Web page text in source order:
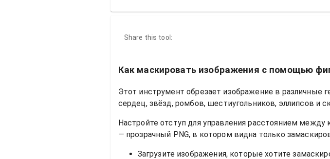
Share this tool:
Как маскировать изображения с помощью
Этот инструмент обрезает изображение в различные
сердец, звёзд, ромбов, шестиугольников, эллипсов и
Настройте отступ для управления расстоянием
— прозрачный PNG, в котором видна только
Загрузите изображения, которые хотите